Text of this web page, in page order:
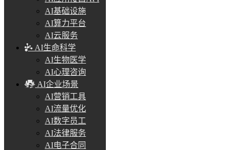
AI基础设施
AI算力平台
AI云服务
AI生命科学
AI生物医学
AI心理咨询
AI企业场景
AI营销工具
AI流量优化
AI数字员工
AI法律服务
AI电子合同